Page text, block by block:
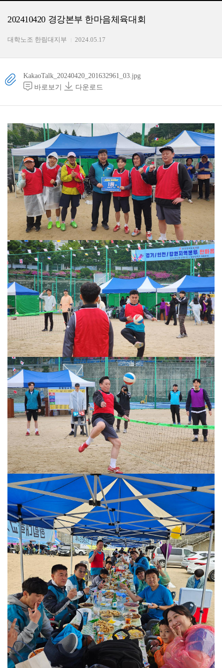
202410420 경강본부 한마음체육대회
대학노조 한림대지부 2024.05.17
KakaoTalk_20240420_201632961_03.jpg
바로보기
다운로드